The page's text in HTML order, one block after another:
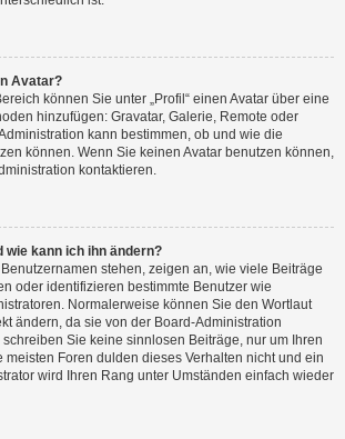
Avatar?
können Sie unter „Profil“ einen Avatar über eine
hinzufügen: Gravatar, Galerie, Remote oder
kann bestimmen, ob und wie die
können. Wenn Sie keinen Avatar benutzen können,
kontaktieren.
wie kann ich ihn ändern?
stehen, zeigen an, wie viele Beiträge
oder identifizieren bestimmte Benutzer wie
Normalerweise können Sie den Wortlaut
ändern, da sie von der Board-Administration
Sie keine sinnlosen Beiträge, nur um Ihren
Foren dulden dieses Verhalten nicht und ein
wird Ihren Rang unter Umständen einfach wieder